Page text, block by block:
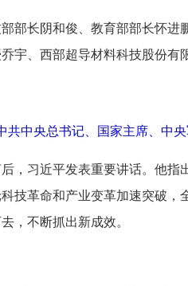
部长阴和俊、教育部部长怀
宇、西部超导材料科技股份
共中央总书记、国家主席、中
，习近平发表重要讲话。他
技革命和产业变革加速突破
，不断抓出新成效。